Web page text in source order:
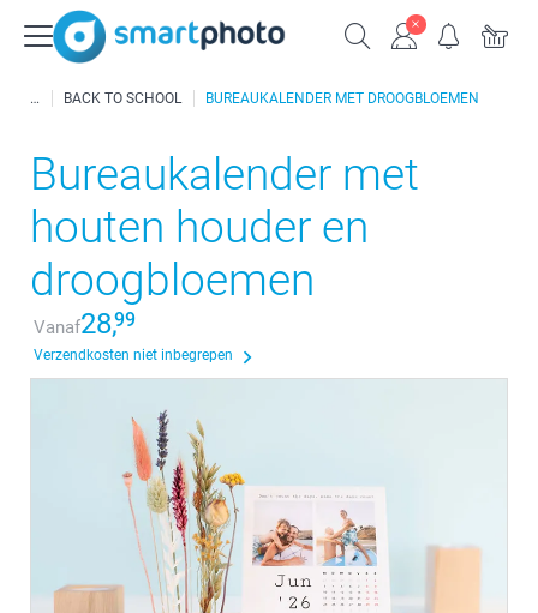
BACK TO SCHOOL BUREAUKALENDER MET DROOGBLOEMEN
Bureaukalender met
houten houder en
droogbloemen
Vanaf28,99
Verzendkosten niet inbegrepen